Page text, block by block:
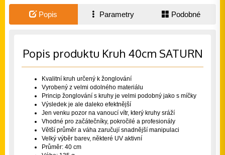
Popis Parametry Podobné
Popis produktu Kruh 40cm SATURN
Kvalitní kruh určený k žonglování
Vyrobený z velmi odolného materiálu
Princip žonglování s kruhy je velmi podobný jako s míčky
Výsledek je ale daleko efektnější
Jen venku pozor na vanoucí vítr, který kruhy sráží
Vhodné pro začátečníky, pokročilé a profesionály
Větší průměr a váha zaručují snadnější manipulaci
Velký výběr barev, některé UV aktivní
Průměr: 40 cm